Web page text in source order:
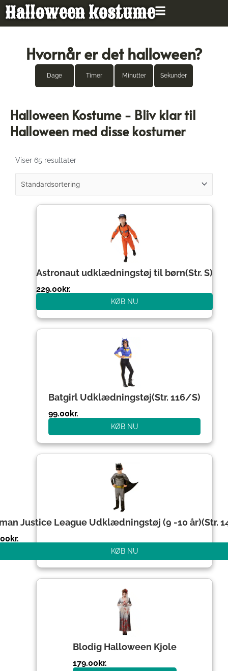
Gå
indholdet
Halloween kostume
Hvornår er det halloween?
Dage Timer Minutter Sekunder
Halloween Kostume - Bliv klar til
Halloween med disse kostumer
Viser 65 resultater
Astronaut udklædningstøj til børn(Str. S)
229.00kr.
KØB NU
Batgirl Udklædningstøj(Str. 116/S)
99.00kr.
KØB NU
Justice League Udklædningstøj (9 -10 år)(Str.
kr.
KØB NU
Blodig Halloween Kjole
179.00kr.